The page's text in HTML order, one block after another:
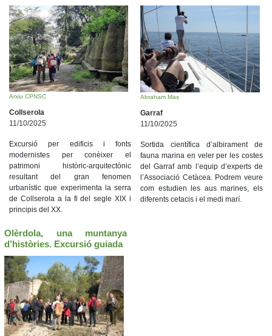
Arxiu CPNSC
Collserola
11/10/2025
Excursió per edificis i fonts
modernistes per conèixer el
patrimoni històric-arquitectònic
resultant del gran fenomen
urbanístic que experimenta la serra
de Collserola a la fi del segle XIX i
principis del XX.
Abraham Mas
Garraf
11/10/2025
Sortida científica d’albirament de
fauna marina en veler per les costes
del Garraf amb l’equip d’experts de
l’Associació Cetàcea. Podrem veure
com estudien les aus marines, els
diferents cetacis i el medi marí.
Olèrdola, una muntanya
d’històries. Excursió guiada